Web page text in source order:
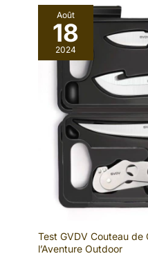
lorsque vous effectuez une
Procurez-vous un
Août
18
2024
Test GVDV Couteau de
l’Aventure Outdoor